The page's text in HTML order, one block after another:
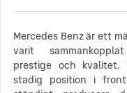
Mercedes Benz är ett
varit
prestige och kvalitet.
stadig position i